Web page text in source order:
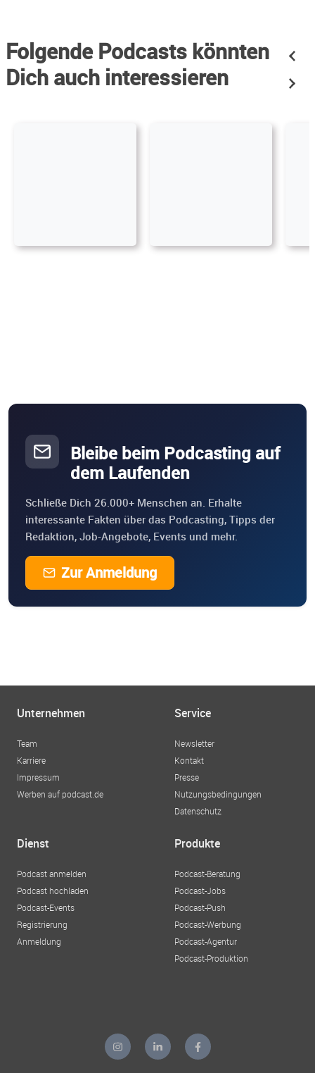
Folgende Podcasts könnten
Dich auch interessieren
Bleibe beim Podcasting auf
dem Laufenden
Schließe Dich 26.000+ Menschen an. Erhalte
interessante Fakten über das Podcasting, Tipps der
Redaktion, Job-Angebote, Events und mehr.
Zur Anmeldung
Unternehmen
Team
Karriere
Impressum
Werben auf podcast.de
Service
Newsletter
Kontakt
Presse
Nutzungsbedingungen
Datenschutz
Dienst
Podcast anmelden
Podcast hochladen
Podcast-Events
Registrierung
Anmeldung
Produkte
Podcast-Beratung
Podcast-Jobs
Podcast-Push
Podcast-Werbung
Podcast-Agentur
Podcast-Produktion